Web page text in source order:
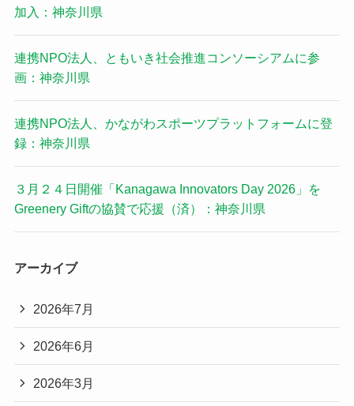
加入：神奈川県
連携NPO法人、ともいき社会推進コンソーシアムに参
画：神奈川県
連携NPO法人、かながわスポーツプラットフォームに登
録：神奈川県
３月２４日開催「Kanagawa Innovators Day 2026」を
Greenery Giftの協賛で応援（済）：神奈川県
アーカイブ
2026年7月
2026年6月
2026年3月